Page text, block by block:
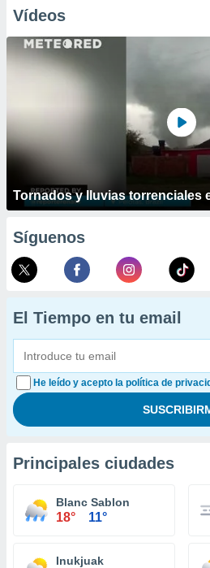
Vídeos
Tornados y lluvias torrenciales
Síguenos
El Tiempo en tu email
He leído y acepto la política de
Principales ciudades
Blanc Sablon
18° 11°
Inukjuak